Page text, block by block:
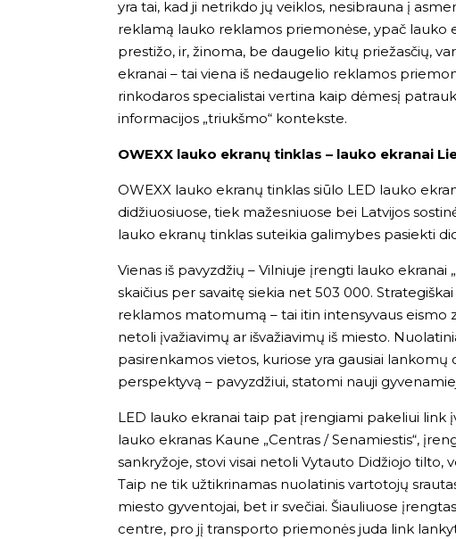
yra tai, kad ji netrikdo jų veiklos, nesibrauna į
reklamą lauko reklamos priemonėse, ypač lauko
prestižo, ir, žinoma, be daugelio kitų priežasčių,
ekranai – tai viena iš nedaugelio reklamos
rinkodaros specialistai vertina kaip dėmesį
informacijos „triukšmo“ kontekste.
OWEXX lauko ekranų tinklas – lauko ekranai
OWEXX lauko ekranų tinklas siūlo LED lauko
didžiuosiuose, tiek mažesniuose bei Latvijos
lauko ekranų tinklas suteikia galimybes pasiekti
Vienas iš pavyzdžių – Vilniuje įrengti lauko ekranai
skaičius per savaitę siekia net 503 000.
reklamos matomumą – tai itin intensyvaus eismo
netoli įvažiavimų ar išvažiavimų iš miesto.
pasirenkamos vietos, kuriose yra gausiai
perspektyvą – pavyzdžiui, statomi nauji
LED lauko ekranai taip pat įrengiami pakeliui link
lauko ekranas Kaune „Centras / Senamiestis“,
sankryžoje, stovi visai netoli Vytauto Didžiojo tilto,
Taip ne tik užtikrinamas nuolatinis vartotojų
miesto gyventojai, bet ir svečiai. Šiauliuose
centre, pro jį transporto priemonės juda link